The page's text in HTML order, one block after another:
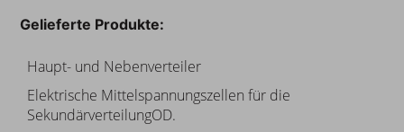
Gelieferte Produkte:
Haupt- und Nebenverteiler
Elektrische Mittelspannungszellen für die
SekundärverteilungOD.